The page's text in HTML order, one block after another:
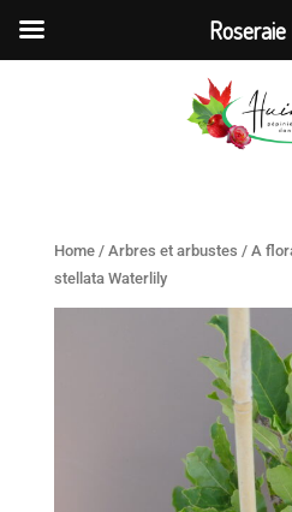
Home/ Arbres et arbustes / A
stellata Waterlily
Roseraie